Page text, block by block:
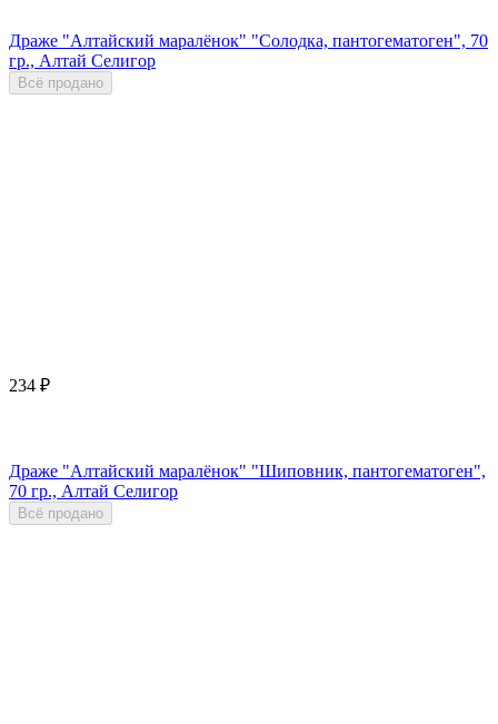
Драже "Алтайский маралёнок" "Солодка, пантогематоген", 70
гр., Алтай Селигор
Всё продано
234 ₽
Драже "Алтайский маралёнок" "Шиповник, пантогематоген",
70 гр., Алтай Селигор
Всё продано